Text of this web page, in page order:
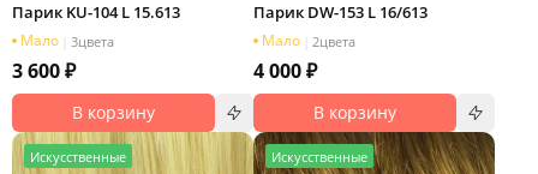
Парик KU-104 L 15.613
Мало 3цвета
3 600 ₽
В корзину
Парик DW-153 L 16/613
Мало 2цвета
4 000 ₽
В корзину
Искусственные Искусственные